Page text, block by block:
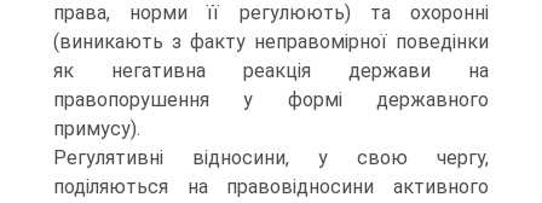
права, норми її регулюють) та охоронні
(виникають з факту неправомірної поведінки
як негативна реакція держави на
правопорушення у формі державного
примусу).
Регулятивні відносини, у свою чергу,
поділяються на правовідносини активного